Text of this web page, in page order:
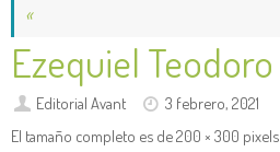
«
Ezequiel Teodoro
Editorial Avant
3 febrero, 2021
El tamaño completo es de200 × 300 pixels